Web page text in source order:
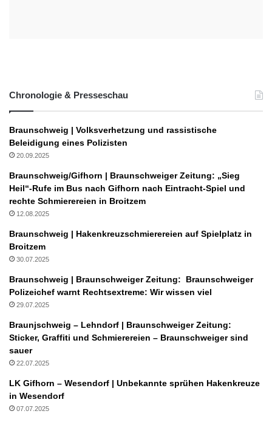
Chronologie & Presseschau
Braunschweig | Volksverhetzung und rassistische
Beleidigung eines Polizisten
20.09.2025
Braunschweig/Gifhorn | Braunschweiger Zeitung: „Sieg
Heil“-Rufe im Bus nach Gifhorn nach Eintracht-Spiel und
rechte Schmierereien in Broitzem
12.08.2025
Braunschweig | Hakenkreuzschmierereien auf Spielplatz in
Broitzem
30.07.2025
Braunschweig | Braunschweiger Zeitung: Braunschweiger
Polizeichef warnt Rechtsextreme: Wir wissen viel
29.07.2025
Braunjschweig – Lehndorf | Braunschweiger Zeitung:
Sticker, Graffiti und Schmierereien – Braunschweiger sind
sauer
22.07.2025
LK Gifhorn – Wesendorf | Unbekannte sprühen Hakenkreuze
in Wesendorf
07.07.2025